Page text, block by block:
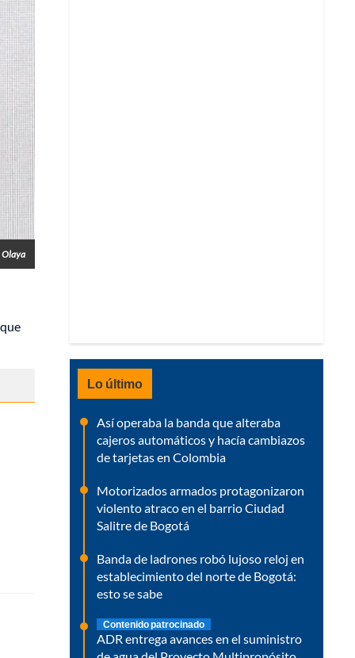
Olaya
Lo último
Así operaba la banda que alteraba
cajeros automáticos y hacía cambiazos
de tarjetas en Colombia
Motorizados armados protagonizaron
violento atraco en el barrio Ciudad
Salitre de Bogotá
Banda de ladrones robó lujoso reloj en
establecimiento del norte de Bogotá:
esto se sabe
Contenido patrocinado
ADR entrega avances en el suministro